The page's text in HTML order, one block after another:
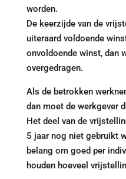
worden.
De keerzijde van de
uiteraard voldoende
onvoldoende winst, dan
overgedragen.
Als de betrokken
dan moet de werkgever
Het deel van de
5 jaar nog niet gebruikt
belang om goed per
houden hoeveel